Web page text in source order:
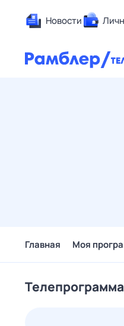
Новости
Главная Моя